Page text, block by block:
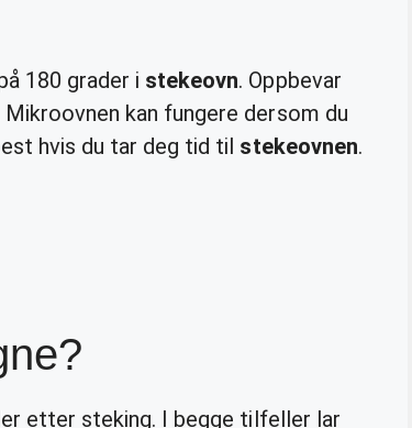
180 grader i stekeovn. Oppbevar
kan fungere dersom du
hvis du tar deg tid til stekeovnen.
etter steking. I begge tilfeller lar